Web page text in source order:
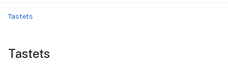
Tastets
Tastets